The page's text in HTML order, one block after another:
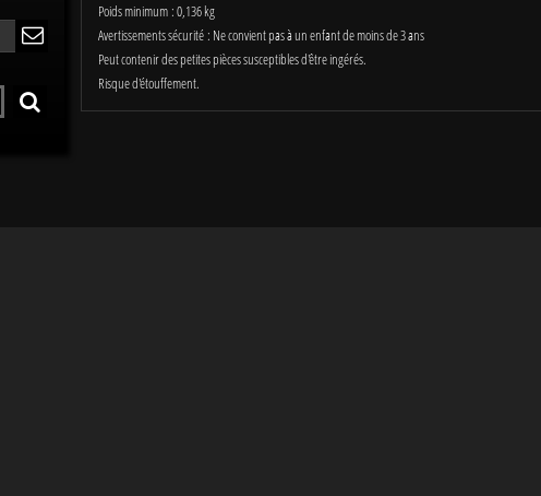
Poids minimum : 0,136 kg
Avertissements sécurité : Ne convient pas à un enfant de moins de 3 ans
Peut contenir des petites pièces susceptibles d'être ingérés.
Risque d'étouffement.